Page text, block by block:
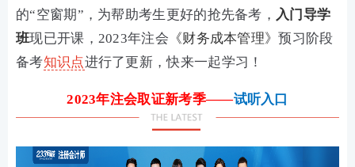
的“空窗期”，为帮助考生更好的抢先备考， 入门导学
班现已开课，2023年注会 《财务成本管理》预习阶段
备考知识点进行了更新，快来一起学习！
2023年注会取证新考季——试听入口